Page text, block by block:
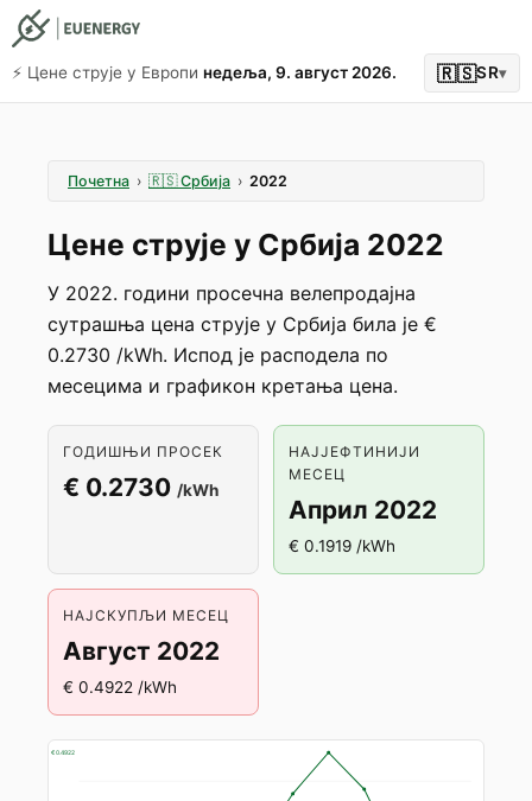
⚡️ Цене струје у Европи недеља, 9. август 2026. 🇷🇸SR▾
Почетна › 🇷🇸 Србија › 2022
Цене струје у Србија 2022
У 2022. години просечна велепродајна
сутрашња цена струје у Србија била је €
0.2730 /kWh. Испод је расподела по
месецима и графикон кретања цена.
ГОДИШЊИ ПРОСЕК
€ 0.2730 /kWh
НАЈЈЕФТИНИЈИ
МЕСЕЦ
Април 2022
€ 0.1919 /kWh
НАЈСКУПЉИ МЕСЕЦ
Август 2022
€ 0.4922 /kWh
€ 0.4922